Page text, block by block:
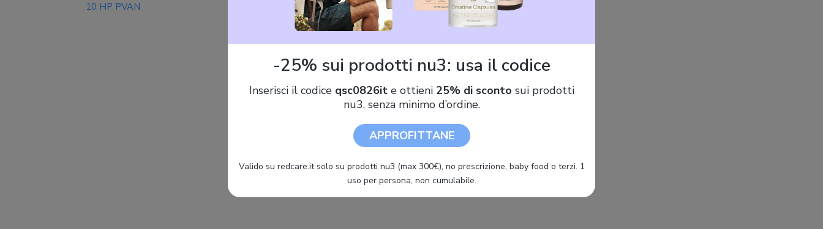
10 HP PVAN
-25% sui prodotti nu3: usa il codice
Inserisci il codice qsc0826ite ottieni 25% di sconto sui prodotti
nu3, senza minimo d’ordine.
APPROFITTANE
Valido su redcare.it solo su prodotti nu3 (max 300€), no prescrizione, baby food o terzi. 1
uso per persona, non cumulabile.